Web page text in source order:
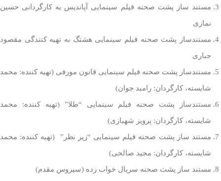
مستند ساز پشت صحنه فیلم سینمایی آپاندیس به کارگردانی حسین
نمازی
مستندساز پشت صحنه فیلم سینمایی هشتگ به تهیه کنندگی مقصود
جباری
مستندساز پشت صحنه فیلم سینمایی قانون مورفی (تهیه کننده: محمد
شایسته، کارگردان: رامبد جوان)
مستندساز پشت صحنه فیلم سینمایی “طلا” (تهیه کننده: محمد
شایسته، کارگردان: پرویز شهبازی)
مستند ساز پشت صحنه فیلم سینمایی “زیر نظر” (تهیه کننده: محمد
شایسته، کارگردان: مجید صالحی)
مستند ساز پشت صحنه سریال خواب زده (سیروس مقدم)